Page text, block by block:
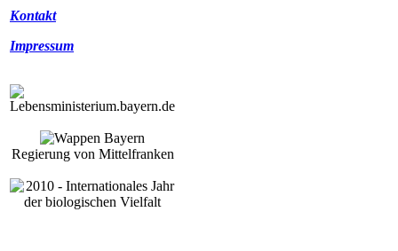
Kontakt
Impressum
Regierung von Mittelfranken